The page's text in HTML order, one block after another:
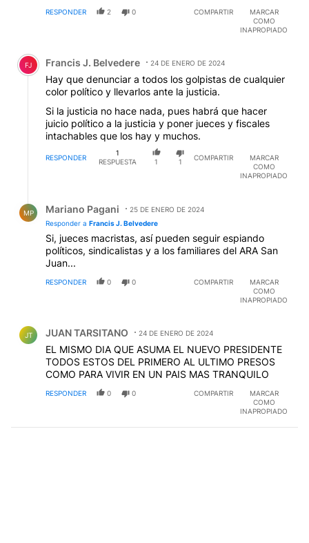
RESPONDER 2 0 COMPARTIR
MARCAR
COMO
INAPROPIADO
Comentario de Francis J. Belvedere.
FJ Francis J. Belvedere 24 DE ENERO DE 2024
Hay que denunciar a todos los golpistas de cualquier
color político y llevarlos ante la justicia.
Si la justicia no hace nada, pues habrá que hacer
juicio político a la justicia y poner jueces y fiscales
intachables que los hay y muchos.
RESPONDER
1
RESPUESTA
1 1
COMPARTIR
MARCAR
COMO
INAPROPIADO
MP Mariano Pagani
25 DE ENERO DE 2024
Responder a Francis J. Belvedere
Si, jueces macristas, así pueden seguir espiando
políticos, sindicalistas y a los familiares del ARA San
Juan...
RESPONDER 0 0 COMPARTIR
MARCAR
COMO
INAPROPIADO
JT JUAN TARSITANO 24 DE ENERO DE 2024
EL MISMO DIA QUE ASUMA EL NUEVO PRESIDENTE
TODOS ESTOS DEL PRIMERO AL ULTIMO PRESOS
COMO PARA VIVIR EN UN PAIS MAS TRANQUILO
RESPONDER 0 0 COMPARTIR
MARCAR
COMO
INAPROPIADO